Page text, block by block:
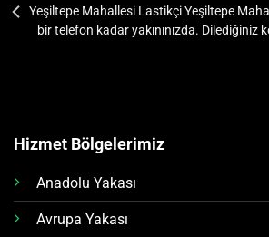
Yeşiltepe Mahallesi Lastikçi Yeşiltepe
bir telefon kadar yakınınızda. Dilediğiniz
Hizmet Bölgelerimiz
Anadolu Yakası
Avrupa Yakası